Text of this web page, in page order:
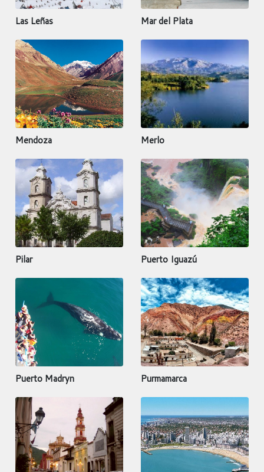
Las Leñas Mar del Plata
Mendoza Merlo
Pilar Puerto Iguazú
Puerto Madryn Purmamarca